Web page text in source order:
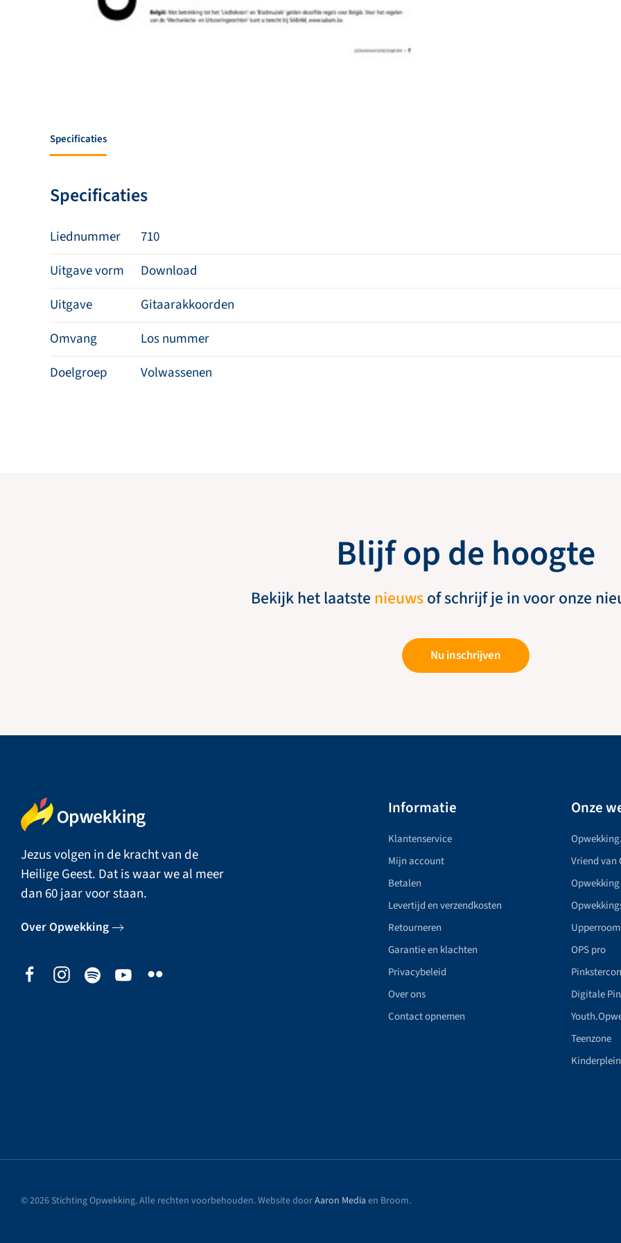
Specificaties
Specificaties
Liednummer
710
Uitgave vorm
Download
Uitgave
Gitaarakkoorden
Omvang
Los nummer
Doelgroep
Volwassenen
Blijf op de hoogte
Bekijk het laatste nieuwsof schrijf je in voor onze
Nu inschrijven
Jezus volgen in de kracht van de
Heilige Geest. Dat is waar we al meer
dan 60 jaar voor staan.
Over Opwekking
Informatie
Klantenservice
Mijn account
Betalen
Levertijd en verzendkosten
Retourneren
Garantie en klachten
Privacybeleid
Over ons
Contact opnemen
Onze
Vriend van
Upperroom
OPS pro
Digitale
Teenzone
Kinderplein
©2026 Stichting Opwekking. Alle rechten voorbehouden. Website doorAaron Media en Broom.